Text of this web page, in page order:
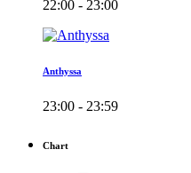
22:00 - 23:00
Anthyssa
23:00 - 23:59
Chart